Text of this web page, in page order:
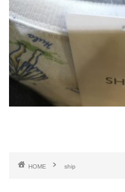
HOME ship